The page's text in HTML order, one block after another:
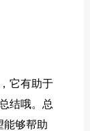
它有助于
结哦。总
能够帮助